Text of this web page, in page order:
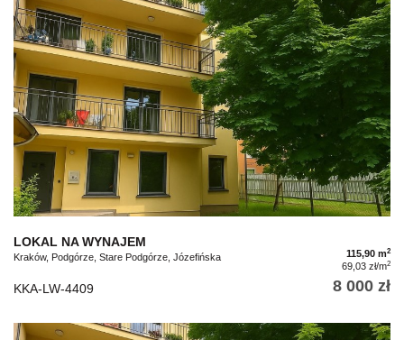
LOKAL NA WYNAJEM
Kraków, Podgórze, Stare Podgórze, Józefińska 115,90 m2
69,03 zł/m2
KKA-LW-4409 8 000 zł